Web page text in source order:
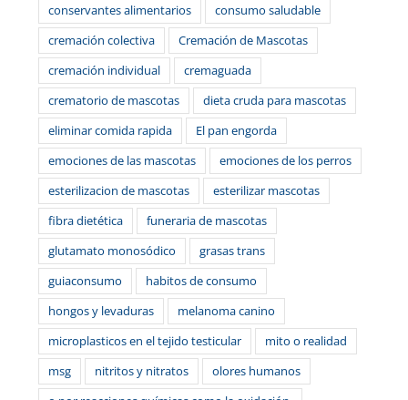
conservantes alimentarios
consumo saludable
cremación colectiva
Cremación de Mascotas
cremación individual
cremaguada
crematorio de mascotas
dieta cruda para mascotas
eliminar comida rapida
El pan engorda
emociones de las mascotas
emociones de los perros
esterilizacion de mascotas
esterilizar mascotas
fibra dietética
funeraria de mascotas
glutamato monosódico
grasas trans
guiaconsumo
habitos de consumo
hongos y levaduras
melanoma canino
microplasticos en el tejido testicular
mito o realidad
msg
nitritos y nitratos
olores humanos